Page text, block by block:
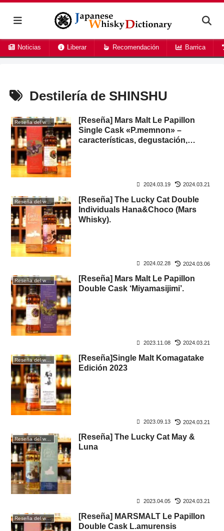
Noticias Liberar Recomendación Barrica
Destilería de SHINSHU
Reseña del whisky
[Reseña] Mars Malt Le Papillon
Single Cask «P.memnon» –
características, degustación,
2024.03.19 2024.03.21
Reseña del whisky
[Reseña] The Lucky Cat Double
Individuals Hana&Choco (Mars
Whisky).
2024.02.28 2024.03.06
Reseña del whisky
[Reseña] Mars Malt Le Papillon
Double Cask ‘Miyamasijimi’.
2023.11.08 2024.03.21
Reseña del whisky
[Reseña]Single Malt Komagatake
Edición 2023
2023.09.13 2024.03.21
Reseña del whisky
[Reseña] The Lucky Cat May &
Luna
2023.04.05 2024.03.21
Reseña del whisky
[Reseña] MARSMALT Le Papillon
Double Cask L.amurensis